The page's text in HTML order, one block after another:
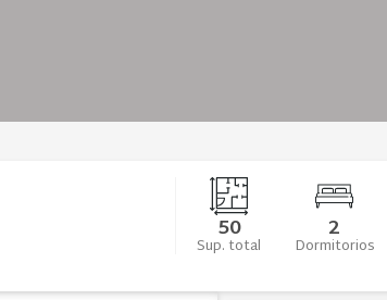
50
Sup. total 2
Dormitorios